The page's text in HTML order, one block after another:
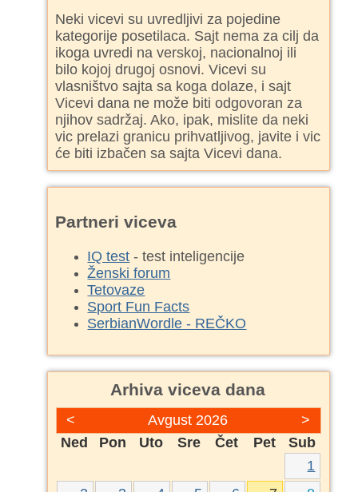
Neki vicevi su uvredljivi za pojedine
kategorije posetilaca. Sajt nema za cilj da
ikoga uvredi na verskoj, nacionalnoj ili
bilo kojoj drugoj osnovi. Vicevi su
vlasništvo sajta sa koga dolaze, i sajt
Vicevi dana ne može biti odgovoran za
njihov sadržaj. Ako, ipak, mislite da neki
vic prelazi granicu prihvatljivog, javite i vic
će biti izbačen sa sajta Vicevi dana.
Partneri viceva
IQ test - test inteligencije
Ženski forum
Tetovaze
Sport Fun Facts
SerbianWordle - REČKO
Arhiva viceva dana
< >
Avgust 2026
Ned
Pon Uto Sre Čet Pet
Sub
1